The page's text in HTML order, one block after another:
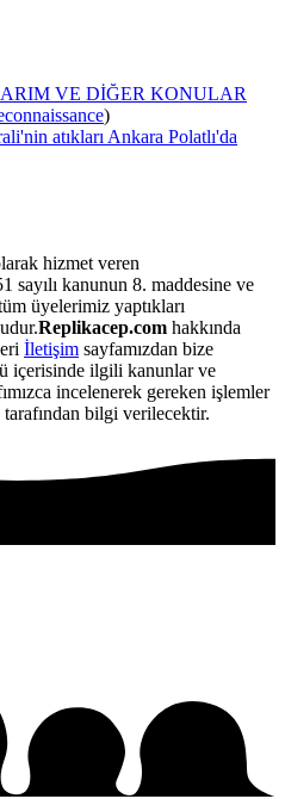
VE DİĞER KONULAR
)
atıkları Ankara Polatlı'da
hizmet veren
sayılı kanunun 8. maddesine ve
üyelerimiz yaptıkları
Replikacep.com hakkında
İletişim sayfamızdan bize
içerisinde ilgili kanunlar ve
incelenerek gereken işlemler
bilgi verilecektir.